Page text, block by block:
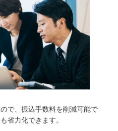
いを事前にカードでご利用いただく
中の事故などに適用します。
、盗難などの損害を購入日よ
で、振込手数料を削減可能で
省力化できます。